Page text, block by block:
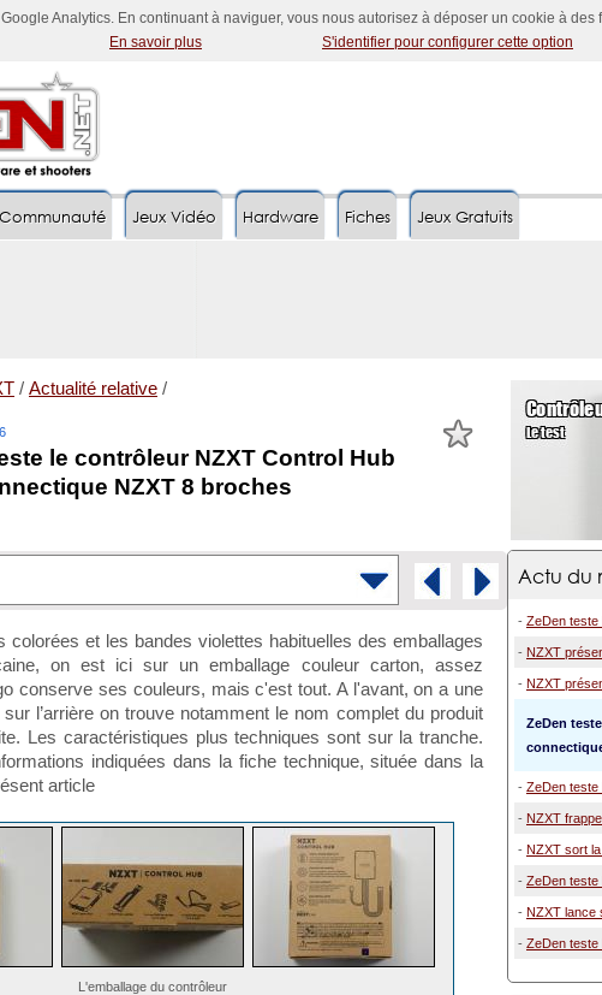
Analytics. En continuant à naviguer, vous nous autorisez à déposer un cookie à des
En savoir plus
S'identifier pour configurer cette option
Communauté Jeux Vidéo Hardware Fiches Jeux Gratuits
/ Actualité relative /
le contrôleur NZXT Control Hub
NZXT 8 broches
colorées et les bandes violettes habituelles des emballages
on est ici sur un emballage couleur carton, assez
conserve ses couleurs, mais c'est tout. A l'avant, on a une
l’arrière on trouve notamment le nom complet du produit
Les caractéristiques plus techniques sont sur la tranche.
indiquées dans la fiche technique, située dans la
article
L'emballage du contrôleur
Actu du
- ZeDen teste
- NZXT
- NZXT
ZeDen
- ZeDen teste
- NZXT
- NZXT sort la
- ZeDen teste
- NZXT lance
- ZeDen teste